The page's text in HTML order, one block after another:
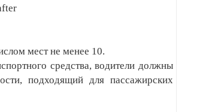
мест не менее 10.
средства, водители должны
подходящий для пассажирских